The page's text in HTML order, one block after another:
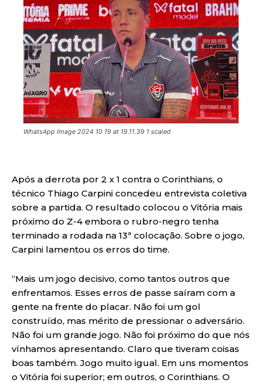
WhatsApp Image 2024 10 19 at 19.11.39 1 scaled
Após a derrota por 2 x 1 contra o Corinthians, o
técnico Thiago Carpini concedeu entrevista coletiva
sobre a partida. O resultado colocou o Vitória mais
próximo do Z-4 embora o rubro-negro tenha
terminado a rodada na 13ª colocação. Sobre o jogo,
Carpini lamentou os erros do time.
“Mais um jogo decisivo, como tantos outros que
enfrentamos. Esses erros de passe saíram com a
gente na frente do placar. Não foi um gol
construído, mas mérito de pressionar o adversário.
Não foi um grande jogo. Não foi próximo do que nós
vínhamos apresentando. Claro que tiveram coisas
boas também. Jogo muito igual. Em uns momentos
o Vitória foi superior; em outros, o Corinthians. O